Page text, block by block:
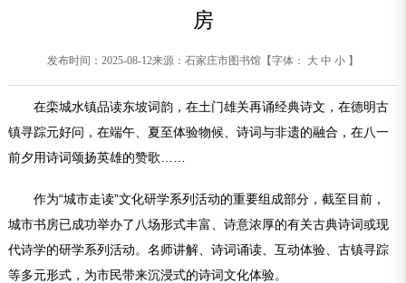
房
发布时间：2025-08-12来源：石家庄市图书馆 【字体： 大 中 小 】
在栾城水镇品读东坡词韵，在土门雄关再诵经典诗文，在德明古
镇寻踪元好问，在端午、夏至体验物候、诗词与非遗的融合，在八一
前夕用诗词颂扬英雄的赞歌……
作为“城市走读”文化研学系列活动的重要组成部分，截至目前，
城市书房已成功举办了八场形式丰富、诗意浓厚的有关古典诗词或现
代诗学的研学系列活动。名师讲解、诗词诵读、互动体验、古镇寻踪
等多元形式，为市民带来沉浸式的诗词文化体验。